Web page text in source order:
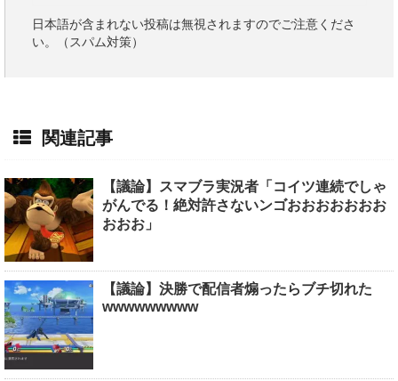
日本語が含まれない投稿は無視されますのでご注意くださ
い。（スパム対策）
関連記事
【議論】スマブラ実況者「コイツ連続でしゃ
がんでる！絶対許さないンゴおおおおおおお
おおお」
【議論】決勝で配信者煽ったらブチ切れた
wwwwwwwww